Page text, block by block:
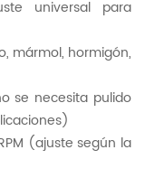
universal para
mármol, hormigón,
se necesita pulido
(ajuste según la